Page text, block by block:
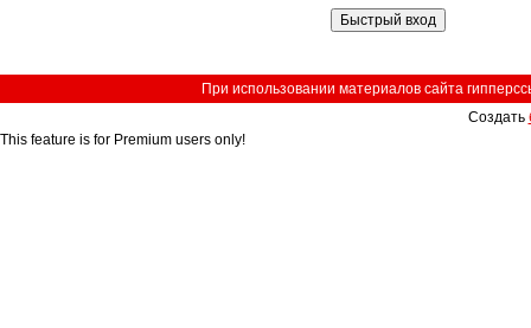
При использовании материалов сайта
Создать
This feature is for Premium users only!